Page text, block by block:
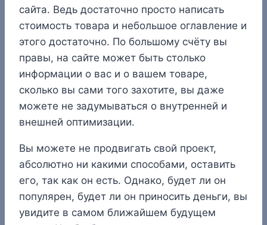
сайта. Ведь достаточно просто написать
стоимость товара и небольшое оглавление и
этого достаточно. По большому счёту вы
правы, на сайте может быть столько
информации о вас и о вашем товаре,
сколько вы сами того захотите, вы даже
можете не задумываться о внутренней и
внешней оптимизации.
Вы можете не продвигать свой проект,
абсолютно ни какими способами, оставить
его, так как он есть. Однако, будет ли он
популярен, будет ли он приносить деньги, вы
увидите в самом ближайшем будущем